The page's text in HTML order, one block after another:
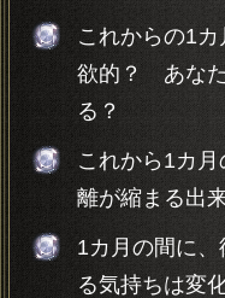
これからの1
欲的？ あなた
る？
これから1カ
離が縮まる出
1カ月の間に
る気持ちは変